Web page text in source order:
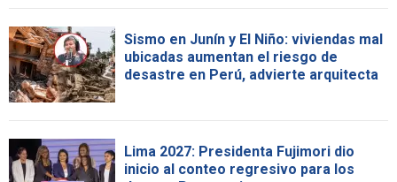
Sismo en Junín y El Niño: viviendas mal
ubicadas aumentan el riesgo de
desastre en Perú, advierte arquitecta
Lima 2027: Presidenta Fujimori dio
inicio al conteo regresivo para los